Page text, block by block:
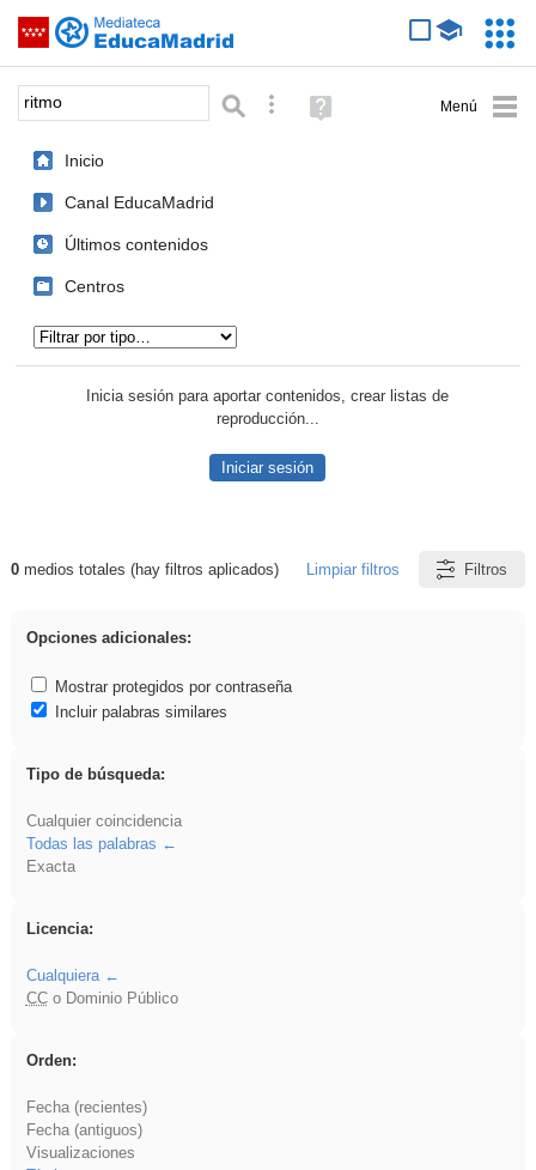
Saltar navegación
Palabra o frase: Búsqueda avanzada
Ayuda
(en
Inicio
Canal EducaMadrid
Últimos contenidos
Centros
Inicia sesión para aportar contenidos, crear listas de
reproducción...
Iniciar sesión
Resultados de: ritmo
0medios totales (hay filtros aplicados) Limpiar filtros Filtros
Opciones adicionales:
Mostrar protegidos por contraseña
Incluir palabras similares
Tipo de búsqueda:
Cualquier coincidencia
Todas las palabras
Exacta
Licencia:
Cualquiera
CCo Dominio Público
Orden:
Fecha (recientes)
Fecha (antiguos)
Visualizaciones